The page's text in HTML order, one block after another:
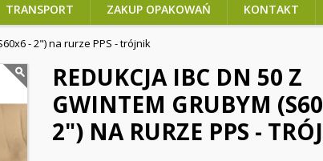
TRANSPORT ZAKUP OPAKOWAŃ KONTAKT
- 2") na rurze PPS - trójnik
REDUKCJA IBC DN 50 Z
GWINTEM GRUBYM
2") NA RURZE PPS -